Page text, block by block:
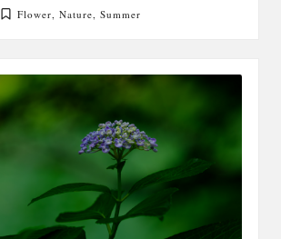
Posted
Flower ,Nature ,Summer